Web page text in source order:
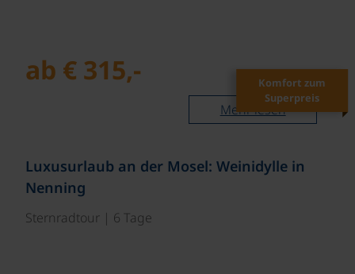
ab € 315,-
Mehr lesen
Komfort zum
Superpreis
Luxusurlaub an der Mosel: Weinidylle in
Nenning
Sternradtour | 6 Tage